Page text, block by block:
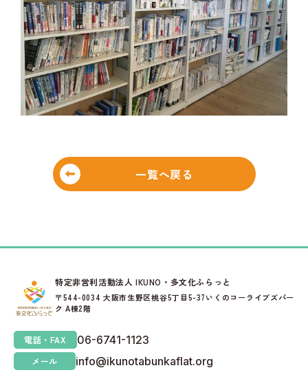
一覧へ戻る
特定非営利活動法人 IKUNO・多文化ふらっと
〒544-0034 大阪市生野区桃谷5丁目5-37いくのコーライブズパー
ク A棟2階
電話・FAX 06-6741-1123
メール info@ikunotabunkaflat.org